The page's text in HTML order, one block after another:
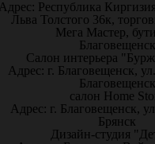
Республика
Льва Толстого 36к,
Мега Мастер,
Благовещенск
Салон интерьера
Адрес: г. Благовещенск,
Благовещенск
салон Home
Адрес: г. Благовещенск,
Брянск
Дизайн-студия